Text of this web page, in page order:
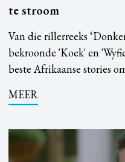
te stroom
Van die rillerreeks
bekroonde 'Koek' en
beste Afrikaanse stories
MEER